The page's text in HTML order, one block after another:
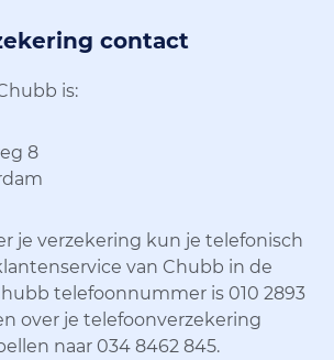
contact
is:
8
je verzekering kun je telefonisch
van Chubb in de
telefoonnummer is 010 2893
over je telefoonverzekering
naar 034 8462 845.